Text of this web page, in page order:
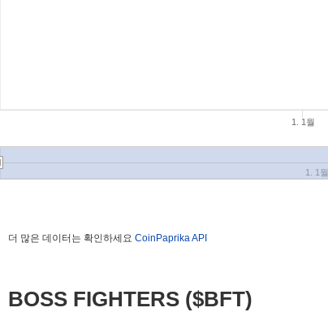
1. 1월
1. 1월
더 많은 데이터는 확인하세요 CoinPaprika API
BOSS FIGHTERS ($BFT)